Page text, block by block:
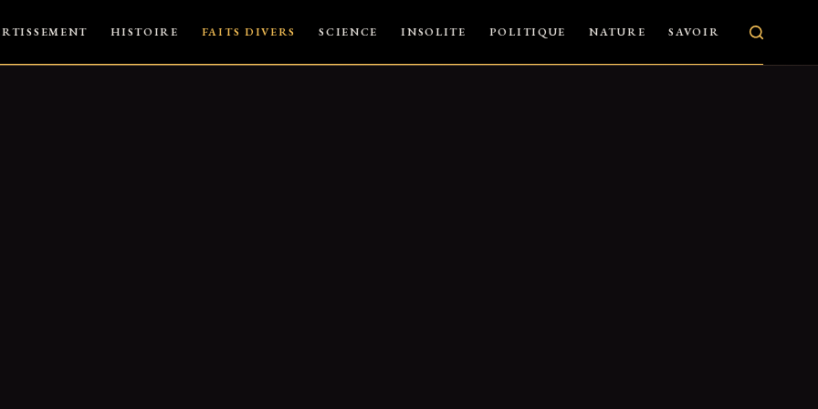
HISTOIRE FAITS DIVERS SCIENCE INSOLITE POLITIQUE NATURE SAVOIR